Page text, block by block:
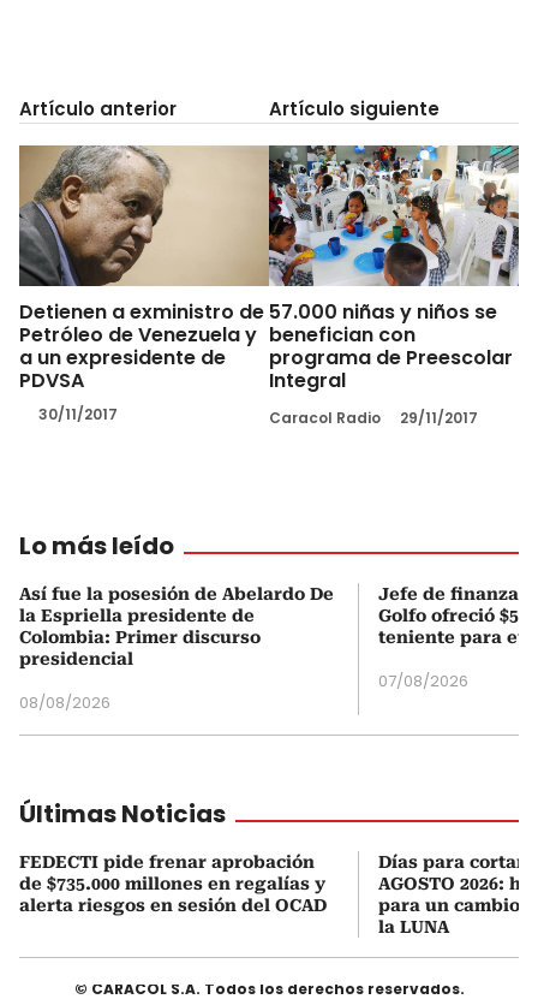
Artículo anterior
Detienen a exministro de
Petróleo de Venezuela y
a un expresidente de
PDVSA
30/11/2017
Artículo siguiente
57.000 niñas y niños se
benefician con
programa de Preescolar
Integral
Caracol Radio 29/11/2017
Lo más leído
Así fue la posesión de Abelardo De
la Espriella presidente de
Colombia: Primer discurso
presidencial
08/08/2026
Jefe de finanzas
Golfo ofreció
teniente para
07/08/2026
Últimas Noticias
FEDECTI pide frenar aprobación
de $735.000 millones en regalías y
alerta riesgos en sesión del OCAD
Días para
AGOSTO 2026:
para un cambio
la LUNA
© CARACOL S.A. Todos los derechos reservados.